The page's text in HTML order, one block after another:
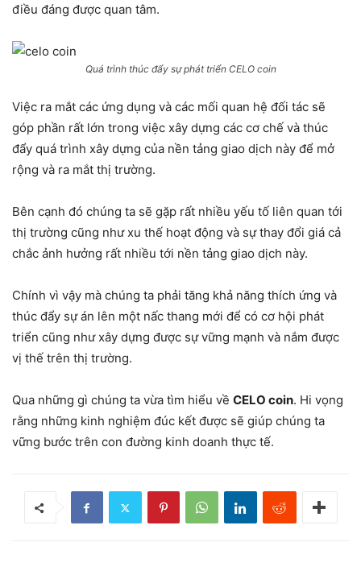
điều đáng được quan tâm.
Quá trình thúc đẩy sự phát triển CELO coin
Việc ra mắt các ứng dụng và các mối quan hệ đối tác sẽ
góp phần rất lớn trong việc xây dựng các cơ chế và thúc
đẩy quá trình xây dựng của nền tảng giao dịch này để mở
rộng và ra mắt thị trường.
Bên cạnh đó chúng ta sẽ gặp rất nhiều yếu tố liên quan tới
thị trường cũng như xu thế hoạt động và sự thay đổi giá cả
chắc ảnh hưởng rất nhiều tới nền tảng giao dịch này.
Chính vì vậy mà chúng ta phải tăng khả năng thích ứng và
thúc đẩy sự án lên một nấc thang mới để có cơ hội phát
triển cũng như xây dựng được sự vững mạnh và nắm được
vị thế trên thị trường.
Qua những gì chúng ta vừa tìm hiểu về CELO coin. Hi vọng
rằng những kinh nghiệm đúc kết được sẽ giúp chúng ta
vững bước trên con đường kinh doanh thực tế.